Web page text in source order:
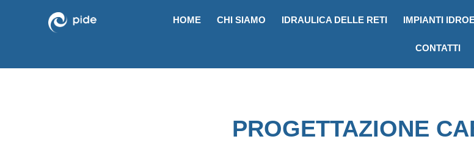
HOME CHI SIAMO IDRAULICA DELLE RETI IMPIANTI
CONTATTI
PROGETTAZIONE